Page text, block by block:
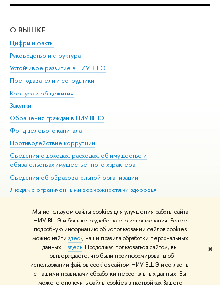
Мы используем файлы cookies для улучшения работы сайта
НИУ ВШЭ и большего удобства его использования. Более
подробную информацию об использовании файлов cookies
можно найти здесь, наши правила обработки персональных
данных –здесь. Продолжая пользоваться сайтом, вы
подтверждаете, что были проинформированы об
использовании файлов cookies сайтом НИУ ВШЭ и согласны
с нашими правилами обработки персональных данных. Вы
можете отключить файлы cookies в настройках Вашего
✖
О ВЫШКЕ
Цифры и факты
Руководство и структура
Устойчивое развитие в НИУ ВШЭ
Преподаватели и сотрудники
Корпуса и общежития
Закупки
Обращения граждан в НИУ ВШЭ
Фонд целевого капитала
Противодействие коррупции
Сведения о доходах, расходах, об имуществе и
обязательствах имущественного характера
Сведения об образовательной организации
Людям с ограниченными возможностями здоровья
Работа в Вышке
© НИУ ВШЭ 1993–2026 Адреса и контакты Условия использования
материалов Политика конфиденциальности Карта сайта